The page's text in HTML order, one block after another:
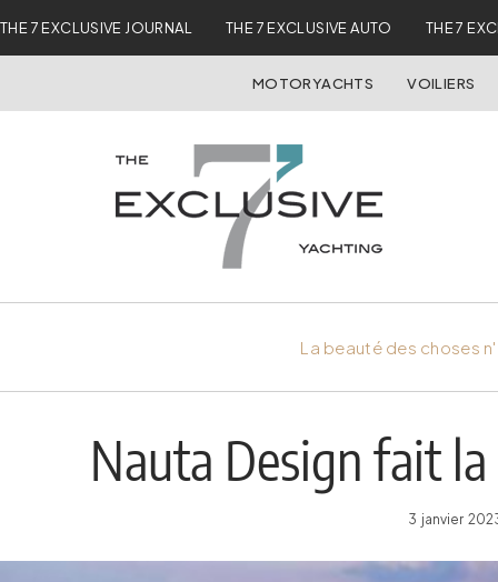
THE 7 EXCLUSIVE JOURNAL THE 7 EXCLUSIVE AUTO THE 7
MOTORYACHTS VOILIERS
La beauté des choses
Nauta Design fait
3 janvier